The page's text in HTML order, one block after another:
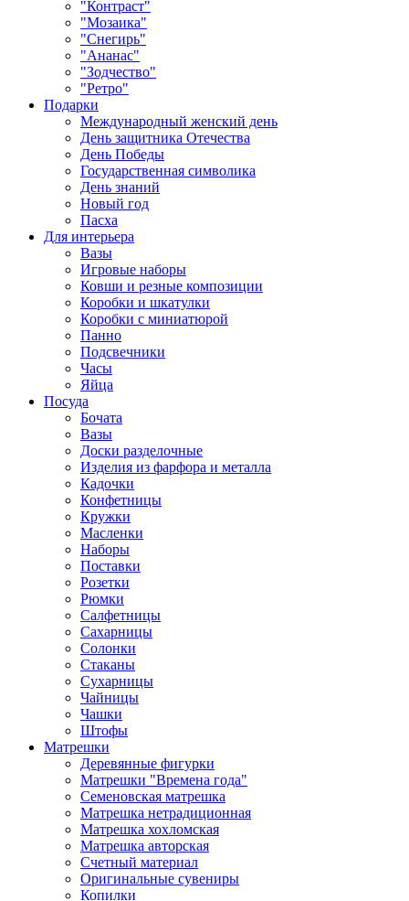
"Контраст"
"Мозаика"
"Снегирь"
"Ананас"
"Зодчество"
"Ретро"
Подарки
Международный женский день
День защитника Отечества
День Победы
Государственная символика
День знаний
Новый год
Пасха
Для интерьера
Вазы
Игровые наборы
Ковши и резные композиции
Коробки и шкатулки
Коробки с миниатюрой
Панно
Подсвечники
Часы
Яйца
Посуда
Бочата
Вазы
Доски разделочные
Изделия из фарфора и металла
Кадочки
Конфетницы
Кружки
Масленки
Наборы
Поставки
Розетки
Рюмки
Салфетницы
Сахарницы
Солонки
Стаканы
Сухарницы
Чайницы
Чашки
Штофы
Матрешки
Деревянные фигурки
Матрешки "Времена года"
Семеновская матрешка
Матрешка нетрадиционная
Матрешка хохломская
Матрешка авторская
Счетный материал
Оригинальные сувениры
Копилки